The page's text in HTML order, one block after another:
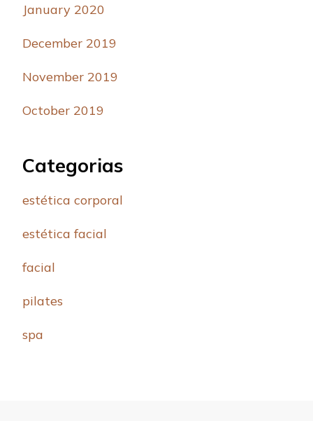
January 2020
December 2019
November 2019
October 2019
Categorias
estética corporal
estética facial
facial
pilates
spa